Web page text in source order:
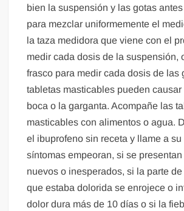
bien la suspensión y las gotas
para mezclar uniformemente el
la taza medidora que viene con el
medir cada dosis de la suspensión,
frasco para medir cada dosis de las
tabletas masticables pueden causar
boca o la garganta. Acompañe las
masticables con alimentos o agua.
el ibuprofeno sin receta y llame a
síntomas empeoran, si se
nuevos o inesperados, si la parte
que estaba dolorida se enrojece o
dolor dura más de 10 días o si la